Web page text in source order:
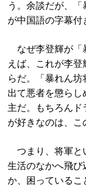
う。余談だが、
が中国語の字幕付
なぜ李登輝が「
えば、これが李
らだ。「暴れん
出て悪者を懲ら
主だ。もちろん
が好きなのは、こ
つまり、将軍と
生活のなかへ飛び
か、困っているこ